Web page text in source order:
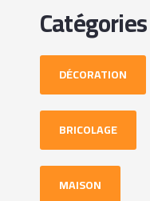
Catégories
DÉCORATION
BRICOLAGE
MAISON